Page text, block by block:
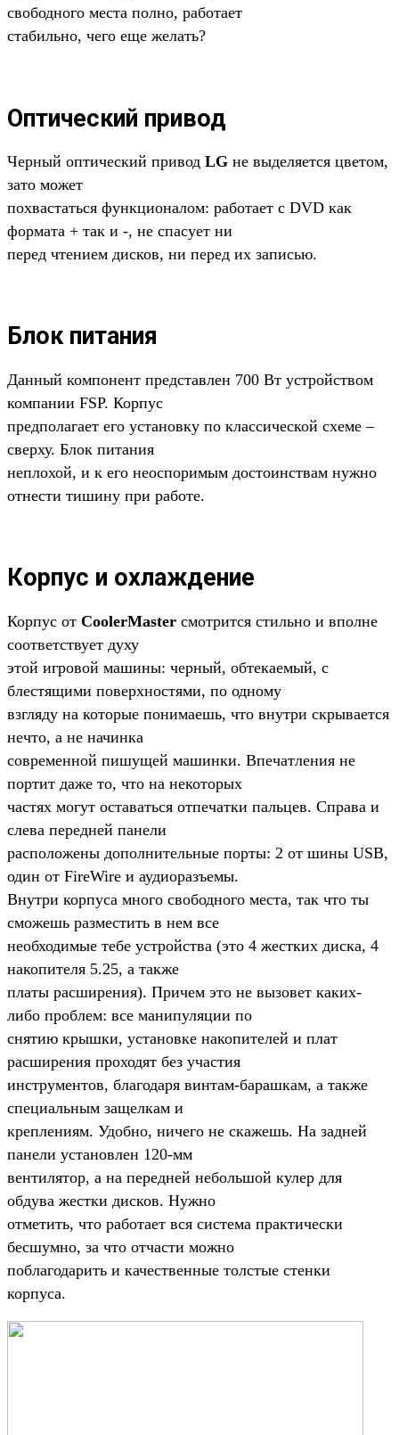
свободного места полно, работает
стабильно, чего еще желать?
Оптический привод
Черный оптический привод LG не выделяется цветом,
зато может
похвастаться функционалом: работает с DVD как
формата + так и -, не спасует ни
перед чтением дисков, ни перед их записью.
Блок питания
Данный компонент представлен 700 Вт устройством
компании FSP. Корпус
предполагает его установку по классической схеме –
сверху. Блок питания
неплохой, и к его неоспоримым достоинствам нужно
отнести тишину при работе.
Корпус и охлаждение
Корпус от CoolerMaster смотрится стильно и вполне
соответствует духу
этой игровой машины: черный, обтекаемый, с
блестящими поверхностями, по одному
взгляду на которые понимаешь, что внутри скрывается
нечто, а не начинка
современной пишущей машинки. Впечатления не
портит даже то, что на некоторых
частях могут оставаться отпечатки пальцев. Справа и
слева передней панели
расположены дополнительные порты: 2 от шины USB,
один от FireWire и аудиоразъемы.
Внутри корпуса много свободного места, так что ты
сможешь разместить в нем все
необходимые тебе устройства (это 4 жестких диска, 4
накопителя 5.25, а также
платы расширения). Причем это не вызовет каких-
либо проблем: все манипуляции по
снятию крышки, установке накопителей и плат
расширения проходят без участия
инструментов, благодаря винтам-барашкам, а также
специальным защелкам и
креплениям. Удобно, ничего не скажешь. На задней
панели установлен 120-мм
вентилятор, а на передней небольшой кулер для
обдува жестки дисков. Нужно
отметить, что работает вся система практически
бесшумно, за что отчасти можно
поблагодарить и качественные толстые стенки
корпуса.